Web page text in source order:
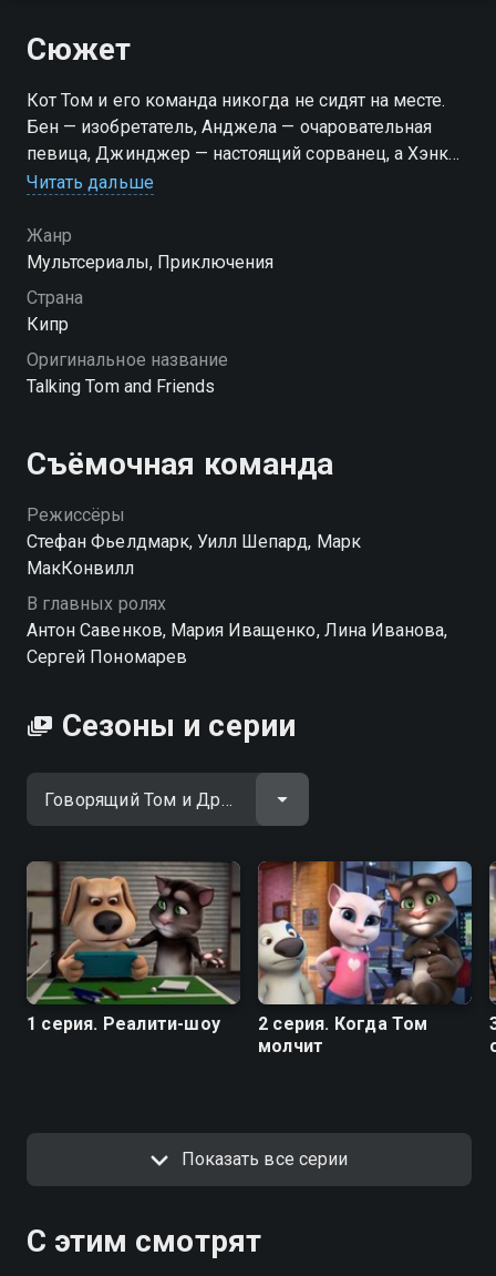
Сюжет
Кот Том и его команда никогда не сидят на месте.
Бен — изобретатель, Анджела — очаровательная
певица, Джинджер — настоящий сорванец, а Хэнк
предпочитает комфорт и спокойствие. Но скучать
приключение превращается в настоящий хаос,
полный забавных происшествий. «Говорящий Том и
Друзья» — смотрите онлайн в хорошем качестве.
Читать дальше
Жанр
Мультсериалы, Приключения
Страна
Кипр
Оригинальное название
Talking Tom and Friends
Съёмочная команда
Режиссёры
Стефан Фьелдмарк, Уилл Шепард, Марк
МакКонвилл
В главных ролях
Антон Савенков, Мария Иващенко, Лина Иванова,
Сергей Пономарев
Сезоны и серии
1 серия. Реалити-шоу
2 серия. Когда Том
молчит
Показать все серии
С этим смотрят